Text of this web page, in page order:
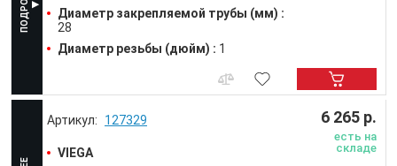
Диаметр закрепляемой трубы (мм) :
28
Диаметр резьбы (дюйм) : 1
127329
VIEGA
6 265 р.
есть на
складе